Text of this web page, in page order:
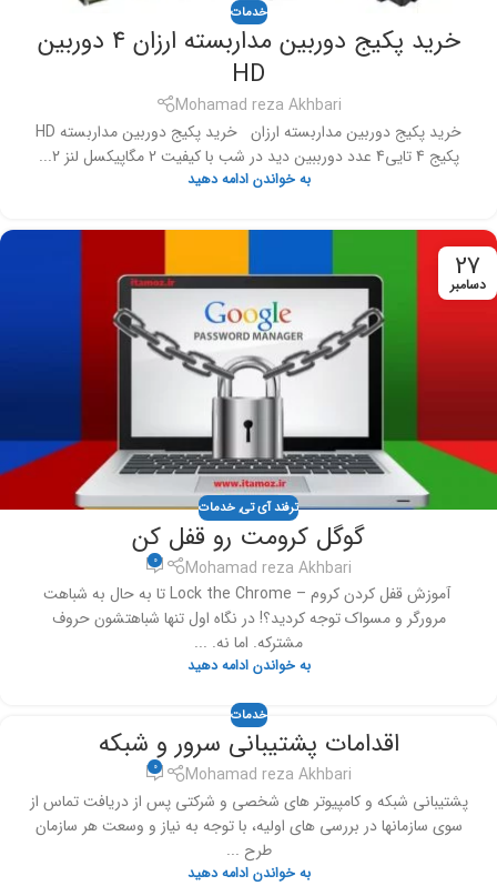
خدمات
خرید پکیج دوربین مداربسته ارزان ۴ دوربین
HD
Mohamad reza Akhbari
خرید پکیج دوربین مداربسته ارزان خرید پکیج دوربین مداربسته HD
پکیج 4 تایی4 عدد دورببین دید در شب با کیفیت 2 مگاپیکسل لنز 2...
به خواندن ادامه دهید
27
دسامبر
ترفند آی تی,خدمات
گوگل کرومت رو قفل کن
Mohamad reza Akhbari
0
آموزش قفل کردن کروم – Lock the Chrome تا به حال به شباهت
مرورگر و مسواک توجه کردید؟! در نگاه اول تنها شباهتشون حروف
مشترکه. اما نه. ...
به خواندن ادامه دهید
خدمات
اقدامات پشتیبانی سرور و شبکه
Mohamad reza Akhbari
0
پشتیبانی شبکه و کامپیوتر های شخصی و شرکتی پس از دریافت تماس از
سوی سازمانها در بررسی های اولیه، با توجه به نیاز و وسعت هر سازمان
طرح ...
به خواندن ادامه دهید